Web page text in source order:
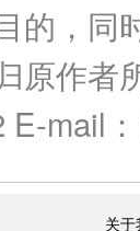
的，同
原作者
E-mail
关于